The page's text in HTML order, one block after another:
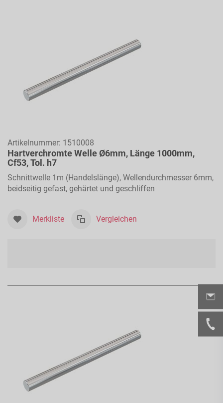
Artikelnummer: 1510008
Hartverchromte Welle Ø6mm, Länge 1000mm,
Cf53, Tol. h7
Schnittwelle 1m (Handelslänge), Wellendurchmesser 6mm,
beidseitig gefast, gehärtet und geschliffen
Merkliste Vergleichen